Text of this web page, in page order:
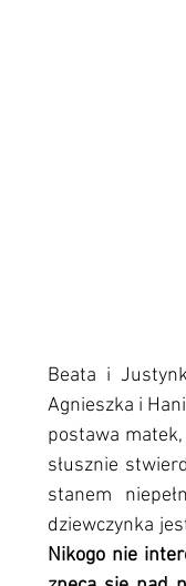
Beata i
Agnieszka i
postawa
słusznie
stanem
Nikogo nie